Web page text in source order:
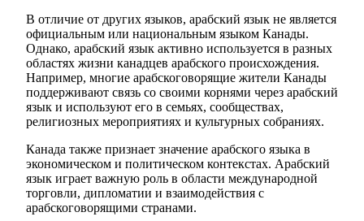
В отличие от других языков, арабский язык не является
официальным или национальным языком Канады.
Однако, арабский язык активно используется в разных
областях жизни канадцев арабского происхождения.
Например, многие арабскоговорящие жители Канады
поддерживают связь со своими корнями через арабский
язык и используют его в семьях, сообществах,
религиозных мероприятиях и культурных собраниях.
Канада также признает значение арабского языка в
экономическом и политическом контекстах. Арабский
язык играет важную роль в области международной
торговли, дипломатии и взаимодействия с
арабскоговорящими странами.